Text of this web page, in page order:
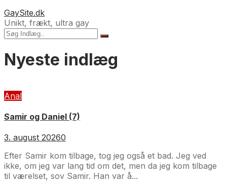
GaySite.dk
Unikt, frækt, ultra gay
Nyeste indlæg
Anal
Samir og Daniel (7)
3. august 20260
Efter Samir kom tilbage, tog jeg også et bad. Jeg ved
ikke, om jeg var lang tid om det, men da jeg kom tilbage
til værelset, sov Samir. Han var å...